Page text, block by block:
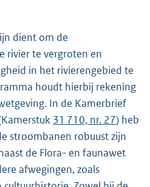
dient om de
rivier te vergroten en
in het rivierengebied te
houdt hierbij rekening
In de Kamerbrief
31 710, nr. 27) heb
stroombanen robuust zijn
de Flora- en faunawet
afwegingen, zoals